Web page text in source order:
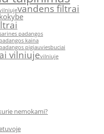
vandens filtrai
padangos
kaina
pigiauviesbuciai
vilniujevilniuje
nemokami?